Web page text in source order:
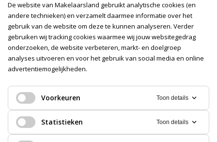
Vacatures
Volg ons
De website van Makelaarsland gebruikt analytische cookies (en
andere technieken) en verzamelt daarmee informatie over het
gebruik van de website om deze te kunnen analyseren. Verder
gebruiken wij tracking cookies waarmee wij jouw websitegedrag
onderzoeken, de website verbeteren, markt- en doelgroep
analyses uitvoeren en voor het gebruik van social media en online
advertentiemogelijkheden.
Voorkeuren Toon details
Statistieken Toon details